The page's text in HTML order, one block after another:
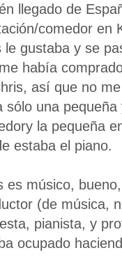
llegado de
comedor en
le gustaba y se
había
así que no
sólo una
la pequeña
estaba el piano.
es músico,
(de música,
pianista, y
ocupado